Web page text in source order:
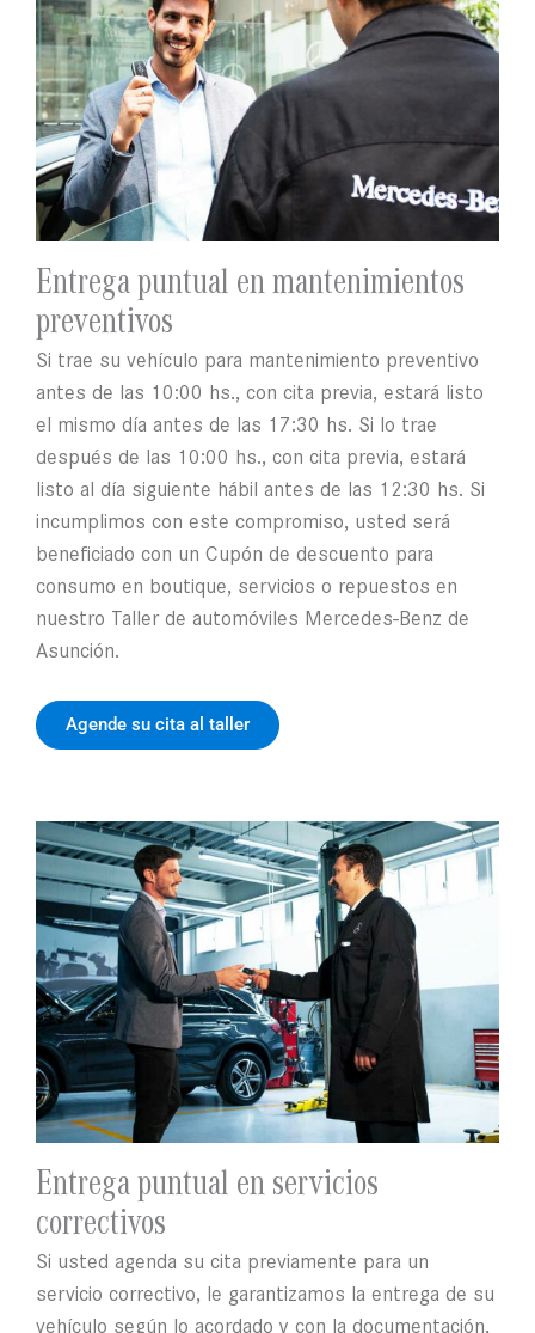
Entrega puntual en mantenimientos
preventivos
Si trae su vehículo para mantenimiento preventivo
antes de las 10:00 hs., con cita previa, estará listo
el mismo día antes de las 17:30 hs. Si lo trae
después de las 10:00 hs., con cita previa, estará
listo al día siguiente hábil antes de las 12:30 hs. Si
incumplimos con este compromiso, usted será
beneficiado con un Cupón de descuento para
consumo en boutique, servicios o repuestos en
nuestro Taller de automóviles Mercedes-Benz de
Asunción.
Agende su cita al taller
Entrega puntual en servicios
correctivos
Si usted agenda su cita previamente para un
servicio correctivo, le garantizamos la entrega de su
vehículo según lo acordado y con la documentación,